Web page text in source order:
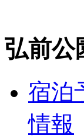
弘前公
宿泊
情報